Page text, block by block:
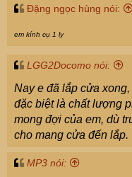
Đặng ngọc hùng nói:
em kính cụ 1 ly
LGG2Docomo nói:
Nay e đã lắp cửa
đặc biệt là chất lượng
mong đợi của em, dù
cho mang cửa đến lắp.
MP3 nói: